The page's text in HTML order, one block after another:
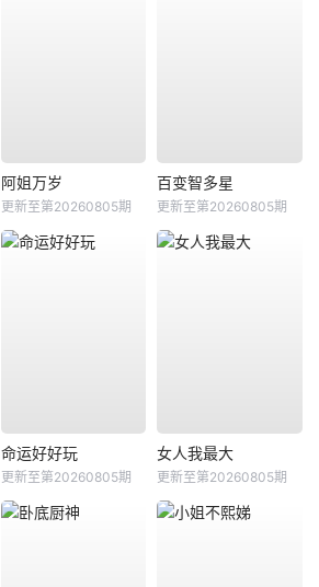
阿姐万岁
更新至第20260805期
百变智多星
更新至第20260805期
命运好好玩
更新至第20260805期
女人我最大
更新至第20260805期